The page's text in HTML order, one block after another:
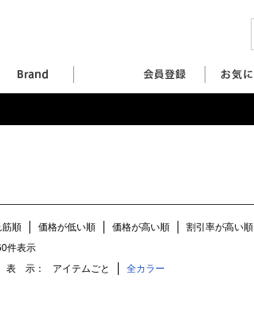
筋順 価格が低い順 価格が高い順
割引率が高い順
件表示
表 示： アイテムごと 全カラー